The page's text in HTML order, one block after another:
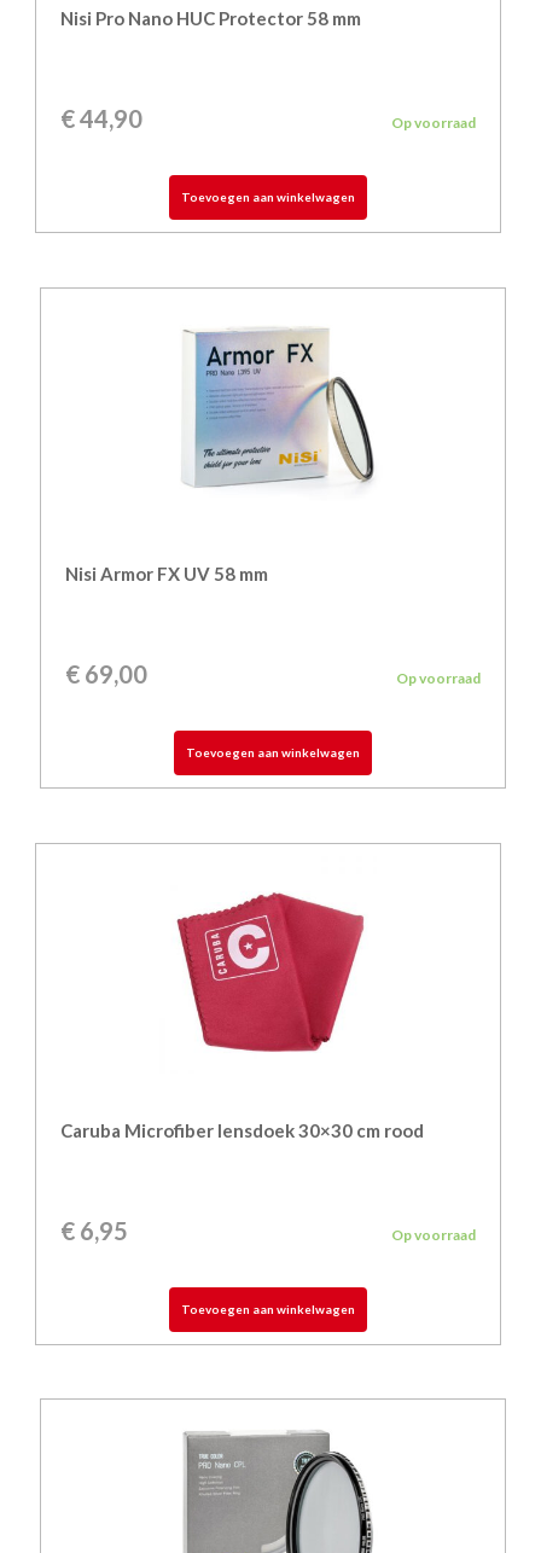
Nisi Pro Nano HUC Protector 58 mm
€44,90 Op voorraad
Toevoegen aan winkelwagen
Nisi Armor FX UV 58 mm
€69,00 Op voorraad
Toevoegen aan winkelwagen
Caruba Microfiber lensdoek 30×30 cm rood
€ 6,95 Op voorraad
Toevoegen aan winkelwagen